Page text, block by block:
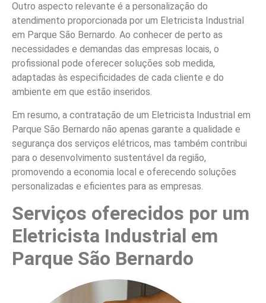
Outro aspecto relevante é a personalização do
atendimento proporcionada por um Eletricista Industrial
em Parque São Bernardo. Ao conhecer de perto as
necessidades e demandas das empresas locais, o
profissional pode oferecer soluções sob medida,
adaptadas às especificidades de cada cliente e do
ambiente em que estão inseridos.
Em resumo, a contratação de um Eletricista Industrial em
Parque São Bernardo não apenas garante a qualidade e
segurança dos serviços elétricos, mas também contribui
para o desenvolvimento sustentável da região,
promovendo a economia local e oferecendo soluções
personalizadas e eficientes para as empresas.
Serviços oferecidos por um
Eletricista Industrial em
Parque São Bernardo